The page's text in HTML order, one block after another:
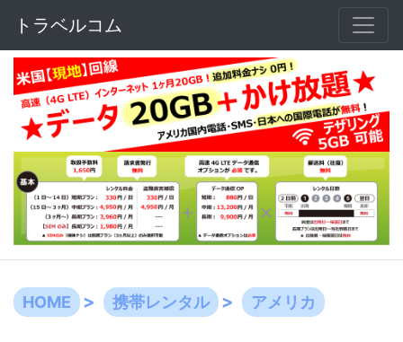
トラベルコム
HOME 携帯レンタル アメリカ